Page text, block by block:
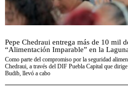
Pepe Chedraui entrega más de 10 mil
“Alimentación Imparable” en la
Como parte del compromiso por la seguridad
Chedraui, a través del DIF Puebla Capital que
Budib, llevó a cabo